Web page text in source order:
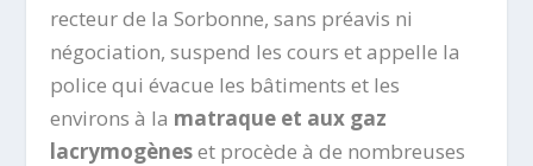
recteur de la Sorbonne, sans préavis ni
négociation, suspend les cours et appelle la
police qui évacue les bâtiments et les
environs à la matraque et aux gaz
lacrymogèneset procède à de nombreuses